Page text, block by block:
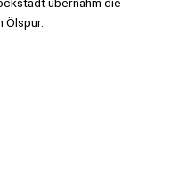
Ölspur.